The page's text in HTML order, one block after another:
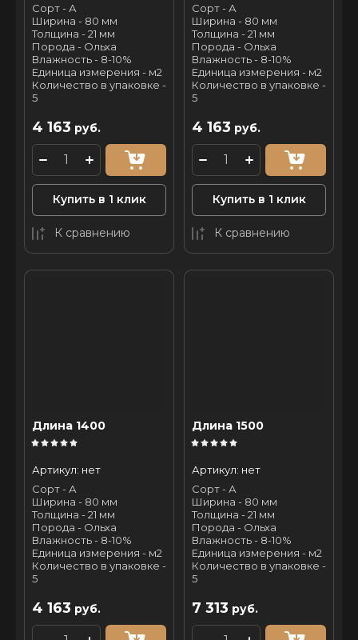
Сорт - А
Ширина - 80 мм
Толщина - 21 мм
Порода - Ольха
Влажность - 8-10%
Единица измерения - м2
Количество в упаковке -
5
4 163 руб.
Купить в 1 клик
К сравнению
Сорт - А
Ширина - 80 мм
Толщина - 21 мм
Порода - Ольха
Влажность - 8-10%
Единица измерения - м2
Количество в упаковке -
5
4 163 руб.
Купить в 1 клик
К сравнению
Длина 1400
Артикул: нет
Сорт - А
Ширина - 80 мм
Толщина - 21 мм
Порода - Ольха
Влажность - 8-10%
Единица измерения - м2
Количество в упаковке -
5
4 163 руб.
Длина 1500
Артикул: нет
Сорт - А
Ширина - 80 мм
Толщина - 21 мм
Порода - Ольха
Влажность - 8-10%
Единица измерения - м2
Количество в упаковке -
5
7 313 руб.